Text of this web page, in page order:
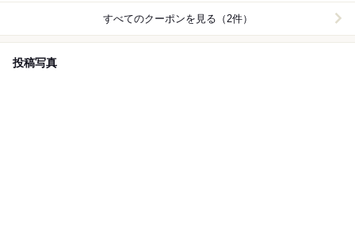
すべてのクーポンを見る（2件）
投稿写真